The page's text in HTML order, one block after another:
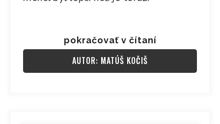
pokračovať v čítaní
AUTOR: MATÚŠ KOČIŠ